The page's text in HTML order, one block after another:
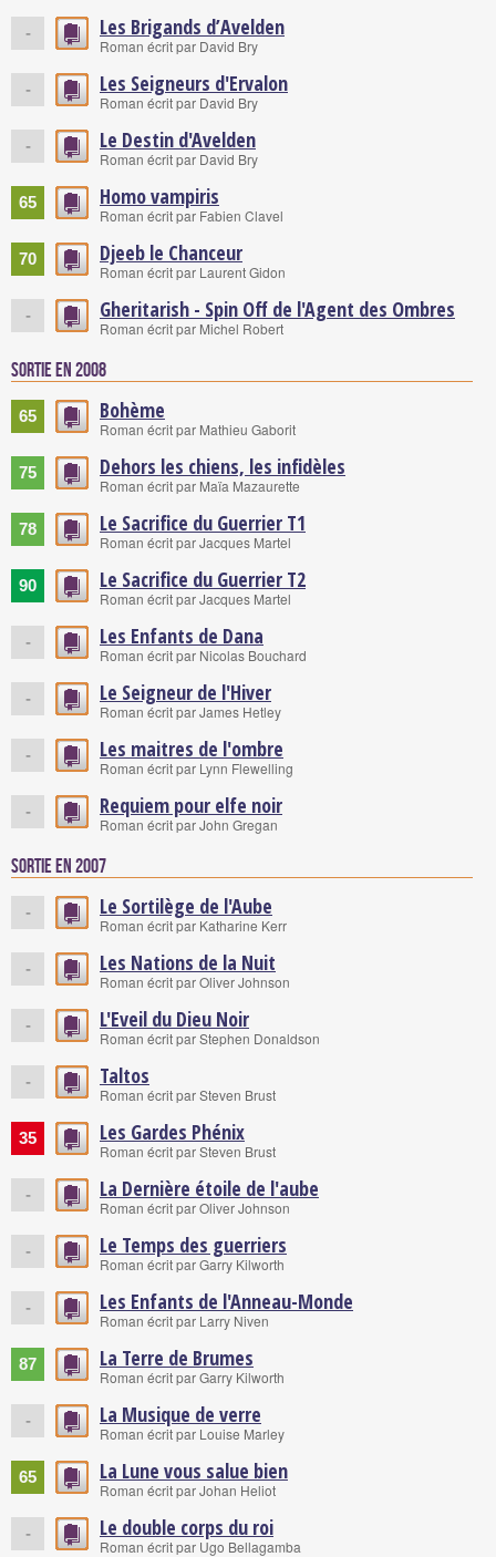
- Les Brigands d’Avelden
Roman écrit par David Bry
- Les Seigneurs d'Ervalon
Roman écrit par David Bry
- Le Destin d'Avelden
Roman écrit par David Bry
65 Homo vampiris
Roman écrit par Fabien Clavel
70 Djeeb le Chanceur
Roman écrit par Laurent Gidon
- Gheritarish - Spin Off de l'Agent des Ombres
Roman écrit par Michel Robert
Sortie en 2008
65 Bohème
Roman écrit par Mathieu Gaborit
75 Dehors les chiens, les infidèles
Roman écrit par Maïa Mazaurette
78 Le Sacrifice du Guerrier T1
Roman écrit par Jacques Martel
90 Le Sacrifice du Guerrier T2
Roman écrit par Jacques Martel
- Les Enfants de Dana
Roman écrit par Nicolas Bouchard
- Le Seigneur de l'Hiver
Roman écrit par James Hetley
- Les maitres de l'ombre
Roman écrit par Lynn Flewelling
- Requiem pour elfe noir
Roman écrit par John Gregan
Sortie en 2007
- Le Sortilège de l'Aube
Roman écrit par Katharine Kerr
- Les Nations de la Nuit
Roman écrit par Oliver Johnson
- L'Eveil du Dieu Noir
Roman écrit par Stephen Donaldson
- Taltos
Roman écrit par Steven Brust
35 Les Gardes Phénix
Roman écrit par Steven Brust
- La Dernière étoile de l'aube
Roman écrit par Oliver Johnson
- Le Temps des guerriers
Roman écrit par Garry Kilworth
- Les Enfants de l'Anneau-Monde
Roman écrit par Larry Niven
87 La Terre de Brumes
Roman écrit par Garry Kilworth
- La Musique de verre
Roman écrit par Louise Marley
65 La Lune vous salue bien
Roman écrit par Johan Heliot
- Le double corps du roi
Roman écrit par Ugo Bellagamba